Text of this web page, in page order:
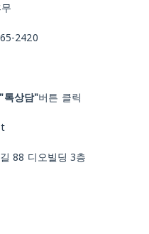
2420
"톡상담"버튼 클릭
88 디오빌딩 3층